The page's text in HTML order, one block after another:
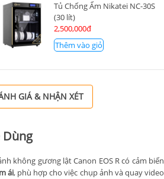
Tủ Chống Ẩm Nikatei NC-30S
(30 lít)
2,500,000đ
Thêm vào giỏ
GIÁ & NHẬN XÉT
Dùng
không gương lật Canon EOS R có cảm biến
ái, phù hợp cho việc chụp ảnh và quay video